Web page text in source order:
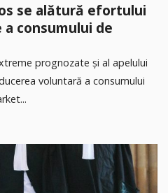
se alătură efortului
consumului de
prognozate și al apelului
voluntară a consumului